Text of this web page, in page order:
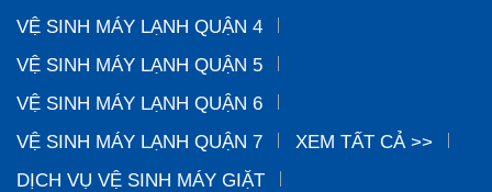
VỆ SINH MÁY LẠNH QUẬN 4
VỆ SINH MÁY LẠNH QUẬN 5
VỆ SINH MÁY LẠNH QUẬN 6
VỆ SINH MÁY LẠNH QUẬN 7
XEM TẤT CẢ >>
DỊCH VỤ VỆ SINH MÁY GIẶT